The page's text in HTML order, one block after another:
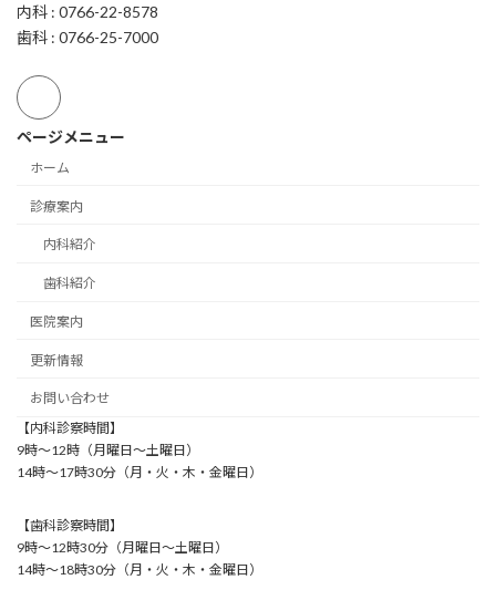
内科 : 0766-22-8578
歯科 : 0766-25-7000
ページメニュー
ホーム
診療案内
内科紹介
歯科紹介
医院案内
更新情報
お問い合わせ
【内科診察時間】
9時～12時（月曜日～土曜日）
14時～17時30分（月・火・木・金曜日）
【歯科診察時間】
9時～12時30分（月曜日～土曜日）
14時～18時30分（月・火・木・金曜日）